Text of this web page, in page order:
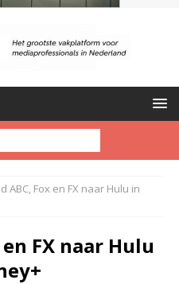
ABC, Fox en FX naar Hulu in
FX naar Hulu